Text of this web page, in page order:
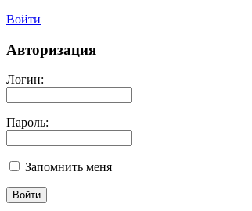
Войти
Авторизация
Логин:
Пароль:
Запомнить меня